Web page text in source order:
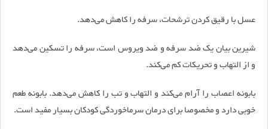
عسل با رقیق کردن ترشحات، سرفه را کاهش می‌دهد.
شیرین بیان یک ضد سرفه و ضد ویروس است، سرفه را تسکین می‌دهد
و از التهاب و تحریکات کم می‌کند.
بابونه اعصاب را آرام می‌کند و التهاب و تب را کاهش می‌دهد. بابونه طعم
خوبی دارد و مخصوصا برای درمان سرماخوردگی کودکان بسیار مفید است.